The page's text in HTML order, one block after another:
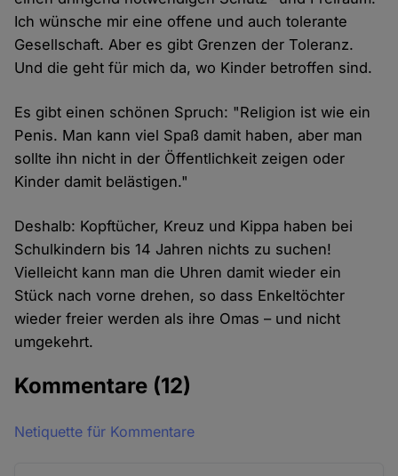
Ich wünsche mir eine offene und auch tolerante
Gesellschaft. Aber es gibt Grenzen der Toleranz.
Und die geht für mich da, wo Kinder betroffen sind.
Es gibt einen schönen Spruch: "Religion ist wie ein
Penis. Man kann viel Spaß damit haben, aber man
sollte ihn nicht in der Öffentlichkeit zeigen oder
Kinder damit belästigen."
Deshalb: Kopftücher, Kreuz und Kippa haben bei
Schulkindern bis 14 Jahren nichts zu suchen!
Vielleicht kann man die Uhren damit wieder ein
Stück nach vorne drehen, so dass Enkeltöchter
wieder freier werden als ihre Omas – und nicht
umgekehrt.
Kommentare (12)
Netiquette für Kommentare